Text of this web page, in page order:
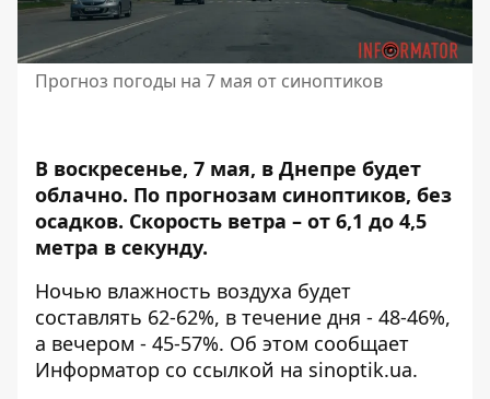
Прогноз погоды на 7 мая от синоптиков
В воскресенье, 7 мая, в Днепре будет
облачно. По прогнозам синоптиков, без
осадков. Скорость ветра – от 6,1 до 4,5
метра в секунду.
Ночью влажность воздуха будет
составлять 62-62%, в течение дня - 48-46%,
а вечером - 45-57%. Об этом сообщает
Информатор со ссылкой на sinoptik.ua.